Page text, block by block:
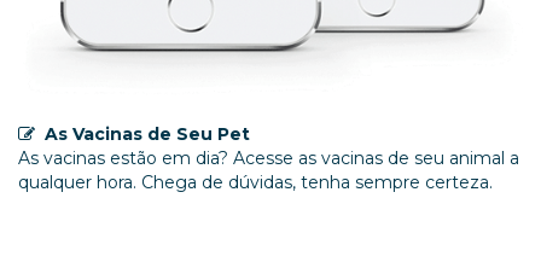
As Vacinas de Seu Pet
As vacinas estão em dia? Acesse as vacinas de seu animal a
qualquer hora. Chega de dúvidas, tenha sempre certeza.